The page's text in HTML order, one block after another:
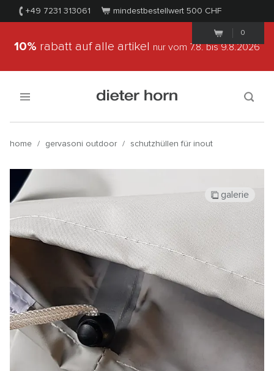
+49 7231 313061 mindestbestellwert 500 CHF
0
10% rabatt auf alle artikel nur vom 7.8.bis 9.8.2026
home / gervasoni outdoor / schutzhüllen für inout
galerie